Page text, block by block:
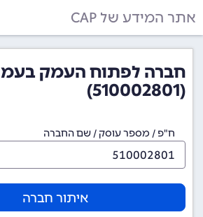
אתר המידע של CAP
חברה לפתוח העמק בעמ
(510002801)
ח"פ / מספר עוסק / שם החברה
איתור חברה